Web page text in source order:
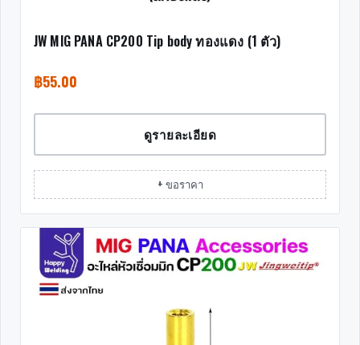
JW MIG PANA CP200 Tip body ทองแดง (1 ตัว)
฿55.00
ดูรายละเอียด
+ ขอราคา